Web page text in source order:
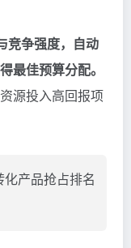
竞争强度，自动
最佳预算分配。
源投入高回报项
产品抢占排名